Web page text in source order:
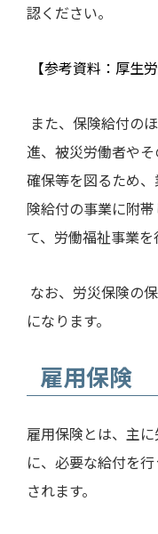
認ください。
【参考資料：厚生
また、保険給付の
進、被災労働者や
確保等を図るため
険給付の事業に附
て、労働福祉事業
なお、労災保険の
になります。
雇用保険
雇用保険とは、主
に、必要な給付を
されます。